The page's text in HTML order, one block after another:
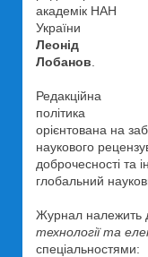
академік НАН
України
Леонід
Лобанов
Редакційна
політика
орієнтована на
наукового
доброчесності та
глобальний
Журнал належить
технології та
спеціальностями: